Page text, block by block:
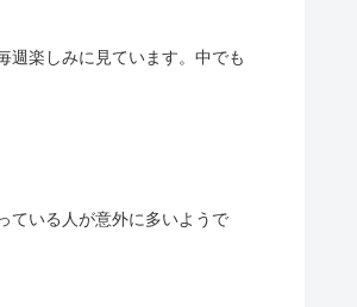
週楽しみに見ています。中でも
ている人が意外に多いようで